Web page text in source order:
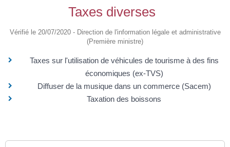
Taxes diverses
Vérifié le 20/07/2020 - Direction de l'information légale et administrative
(Première ministre)
Taxes sur l'utilisation de véhicules de tourisme à des fins
économiques (ex-TVS)
Diffuser de la musique dans un commerce (Sacem)
Taxation des boissons